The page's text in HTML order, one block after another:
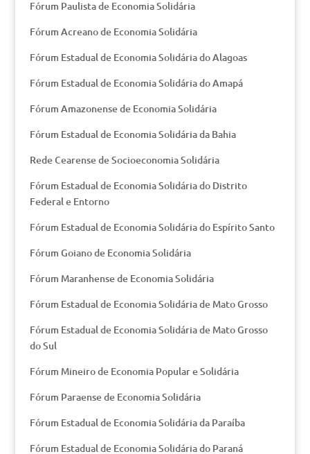
Fórum Paulista de Economia Solidária
Fórum Acreano de Economia Solidária
Fórum Estadual de Economia Solidária do Alagoas
Fórum Estadual de Economia Solidária do Amapá
Fórum Amazonense de Economia Solidária
Fórum Estadual de Economia Solidária da Bahia
Rede Cearense de Socioeconomia Solidária
Fórum Estadual de Economia Solidária do Distrito
Federal e Entorno
Fórum Estadual de Economia Solidária do Espírito Santo
Fórum Goiano de Economia Solidária
Fórum Maranhense de Economia Solidária
Fórum Estadual de Economia Solidária de Mato Grosso
Fórum Estadual de Economia Solidária de Mato Grosso
do Sul
Fórum Mineiro de Economia Popular e Solidária
Fórum Paraense de Economia Solidária
Fórum Estadual de Economia Solidária da Paraíba
Fórum Estadual de Economia Solidária do Paraná